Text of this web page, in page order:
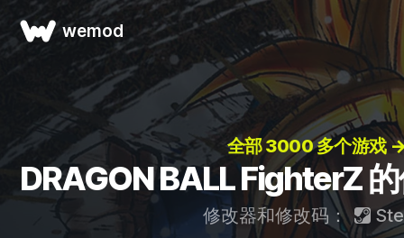
wemod
全部 3000 多个游戏
DRAGON BALL FighterZ
修改器和修改码：